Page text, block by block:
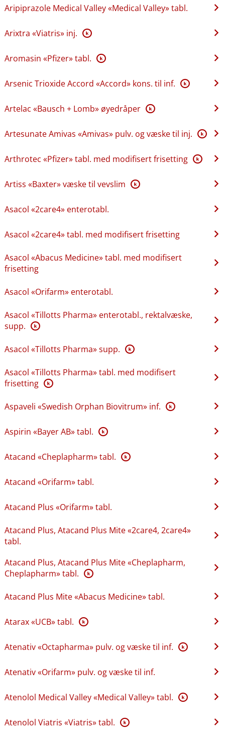
Aripiprazole Medical Valley «Medical Valley» tabl.
Arixtra «Viatris» inj. K
Aromasin «Pfizer» tabl. K
Arsenic Trioxide Accord «Accord» kons. til inf. K
Artelac «Bausch + Lomb» øyedråper K
Artesunate Amivas «Amivas» pulv. og væske til inj. K
Arthrotec «Pfizer» tabl. med modifisert frisetting K
Artiss «Baxter» væske til vevslim K
Asacol «2care4» enterotabl.
Asacol «2care4» tabl. med modifisert frisetting
Asacol «Abacus Medicine» tabl. med modifisert
frisetting
Asacol «Orifarm» enterotabl.
Asacol «Tillotts Pharma» enterotabl., rektalvæske,
supp. K
Asacol «Tillotts Pharma» supp. K
Asacol «Tillotts Pharma» tabl. med modifisert
frisetting K
Aspaveli «Swedish Orphan Biovitrum» inf. K
Aspirin «Bayer AB» tabl. K
Atacand «Cheplapharm» tabl. K
Atacand «Orifarm» tabl.
Atacand Plus «Orifarm» tabl.
Atacand Plus, Atacand Plus Mite «2care4, 2care4»
tabl.
Atacand Plus, Atacand Plus Mite «Cheplapharm,
Cheplapharm» tabl. K
Atacand Plus Mite «Abacus Medicine» tabl.
Atarax «UCB» tabl. K
Atenativ «Octapharma» pulv. og væske til inf. K
Atenativ «Orifarm» pulv. og væske til inf.
Atenolol Medical Valley «Medical Valley» tabl. K
Atenolol Viatris «Viatris» tabl. K